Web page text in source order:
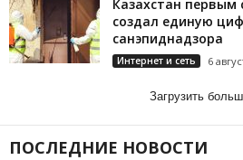
Казахстан первым
создал единую
санэпиднадзора
Интернет и сеть 6
Загрузить
ПОСЛЕДНИЕ НОВОСТИ